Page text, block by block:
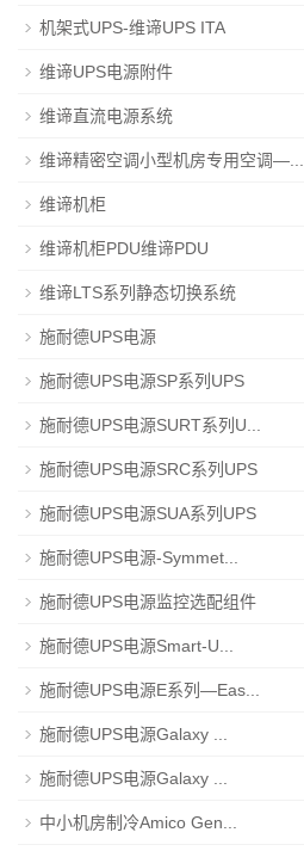
机架式UPS-维谛UPS ITA
维谛UPS电源附件
维谛直流电源系统
维谛精密空调小型机房专用空调—...
维谛机柜
维谛机柜PDU维谛PDU
维谛LTS系列静态切换系统
施耐德UPS电源
施耐德UPS电源SP系列UPS
施耐德UPS电源SURT系列U...
施耐德UPS电源SRC系列UPS
施耐德UPS电源SUA系列UPS
施耐德UPS电源-Symmet...
施耐德UPS电源监控选配组件
施耐德UPS电源Smart-U...
施耐德UPS电源E系列—Eas...
施耐德UPS电源Galaxy ...
施耐德UPS电源Galaxy ...
中小机房制冷Amico Gen...